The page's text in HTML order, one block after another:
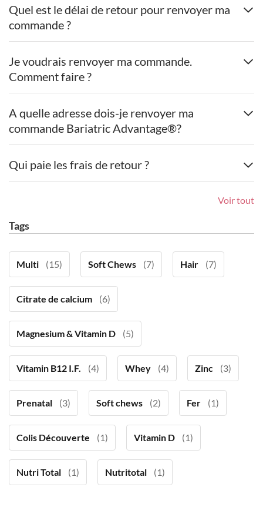
Quel est le délai de retour pour renvoyer ma
commande ?
Je voudrais renvoyer ma commande.
Comment faire ?
A quelle adresse dois-je renvoyer ma
commande Bariatric Advantage®?
Qui paie les frais de retour ?
Voir tout
Tags
Multi (15) Soft Chews (7) Hair (7)
Citrate de calcium (6)
Magnesium & Vitamin D (5)
Vitamin B12 I.F. (4) Whey (4) Zinc (3)
Prenatal (3) Soft chews (2) Fer (1)
Colis Découverte (1) Vitamin D (1)
Nutri Total (1) Nutritotal (1)